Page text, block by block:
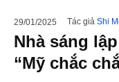
29/01/2025 Tác giả Shi
Nhà sáng
“Mỹ chắc